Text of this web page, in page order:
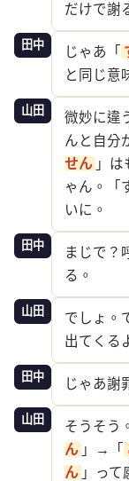
だけで謝
田中 じゃあ「
と同じ意
山田 微妙に違
んと自分
せん 」
ゃん。「
いに。
田中
まじで？
る。
山田 でしょ。
出てくる
田中 じゃあ謝
山田 そうそう
ん 」→「
ん 」って